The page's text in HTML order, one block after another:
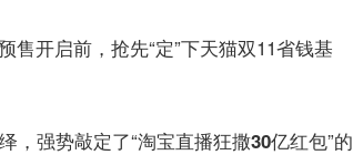
开启前，抢先“定”下天猫双11省钱基
，强势敲定了“淘宝直播狂撒30亿红包”的